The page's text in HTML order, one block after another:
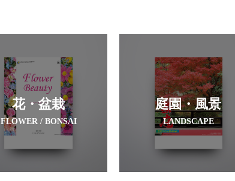
花・盆栽
FLOWER / BONSAI
庭園・風景
LANDSCAPE